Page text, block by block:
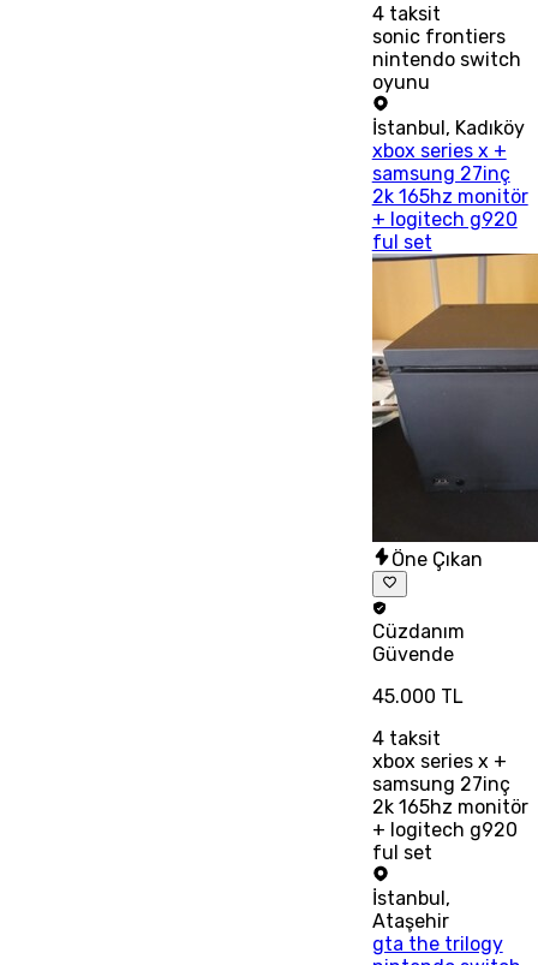
4taksit
sonic frontiers
nintendo switch
oyunu
İstanbul, Kadıköy
xbox series x +
samsung 27inç
2k 165hz monitör
+ logitech g920
ful set
Öne Çıkan
Cüzdanım
Güvende
45.000 TL
4taksit
xbox series x +
samsung 27inç
2k 165hz monitör
+ logitech g920
ful set
İstanbul ,
Ataşehir
gta the trilogy